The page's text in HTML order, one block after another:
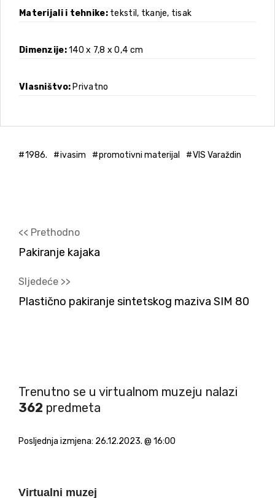
Materijali i tehnike tekstil, tkanje, tisak
Dimenzije 140 x 7,8 x 0,4 cm
Vlasništvo Privatno
1986. ivasim promotivni materijal VIS Varaždin
<< Prethodno
Pakiranje kajaka
Sljedeće >>
Plastično pakiranje sintetskog maziva SIM 80
Trenutno se u virtualnom muzeju nalazi
362 predmeta
Posljednja izmjena: 26.12.2023. @ 16:00
Virtualni muzej